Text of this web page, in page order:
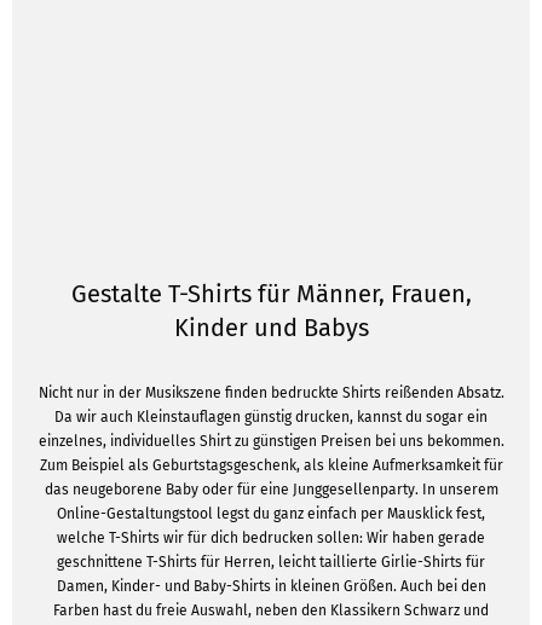
Gestalte T-Shirts für Männer, Frauen,
Kinder und Babys
Nicht nur in der Musikszene finden bedruckte Shirts reißenden Absatz.
Da wir auch Kleinstauflagen günstig drucken, kannst du sogar ein
einzelnes, individuelles Shirt zu günstigen Preisen bei uns bekommen.
Zum Beispiel als Geburtstagsgeschenk, als kleine Aufmerksamkeit für
das neugeborene Baby oder für eine Junggesellenparty. In unserem
Online-Gestaltungstool legst du ganz einfach per Mausklick fest,
welche T-Shirts wir für dich bedrucken sollen: Wir haben gerade
geschnittene T-Shirts für Herren, leicht taillierte Girlie-Shirts für
Damen, Kinder- und Baby-Shirts in kleinen Größen. Auch bei den
Farben hast du freie Auswahl, neben den Klassikern Schwarz und